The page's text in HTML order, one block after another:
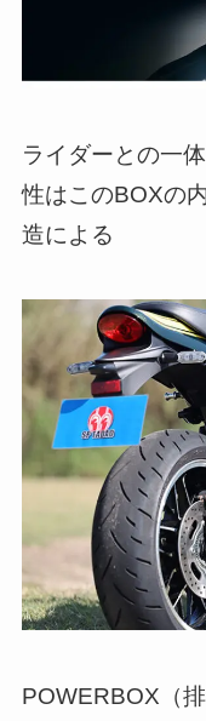
ライダーとの一
性はこのBOXの
造による
POWERBOX（